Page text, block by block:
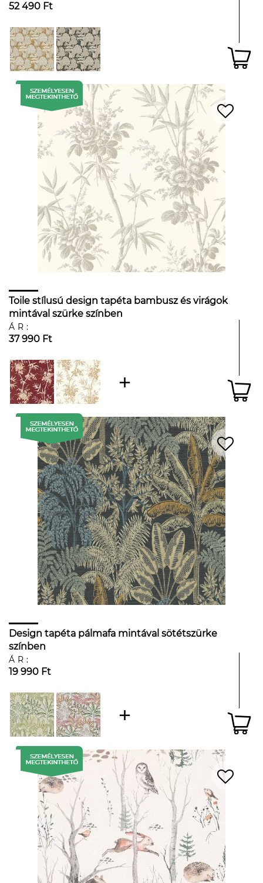
52 490 Ft
Toile stílusú design tapéta bambusz és virágok
mintával szürke színben
ÁR:
37 990 Ft
Design tapéta pálmafa mintával sötétszürke
színben
ÁR:
19 990 Ft